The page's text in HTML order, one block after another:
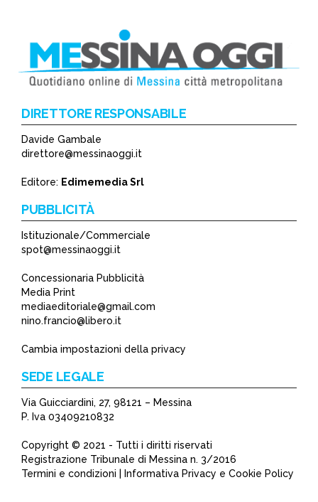
DIRETTORE RESPONSABILE
Davide Gambale
direttore@messinaoggi.it
Editore: Edimemedia Srl
PUBBLICITÀ
Istituzionale/Commerciale
spot@messinaoggi.it
Concessionaria Pubblicità
Media Print
mediaeditoriale@gmail.com
nino.francio@libero.it
Cambia impostazioni della privacy
SEDE LEGALE
Via Guicciardini, 27, 98121 – Messina
P. Iva 03409210832
Copyright © 2021 - Tutti i diritti riservati
Registrazione Tribunale di Messina n. 3/2016
Termini e condizioni | Informativa Privacy e Cookie Policy